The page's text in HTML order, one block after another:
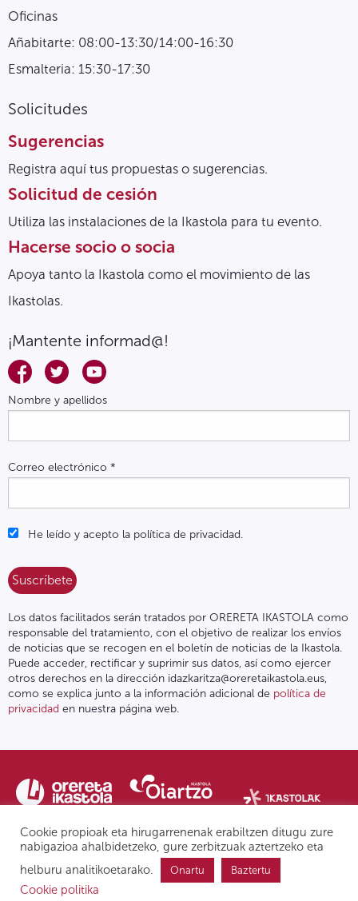
Oficinas
Añabitarte: 08:00-13:30/14:00-16:30
Esmalteria: 15:30-17:30
Solicitudes
Sugerencias
Registra aquí tus propuestas o sugerencias.
Solicitud de cesión
Utiliza las instalaciones de la Ikastola para tu evento.
Hacerse socio o socia
Apoya tanto la Ikastola como el movimiento de las
Ikastolas.
¡Mantente informad@!
Nombre y apellidos
Correo electrónico *
He leído y acepto la política de privacidad.
Los datos facilitados serán tratados por ORERETA IKASTOLA como
responsable del tratamiento, con el objetivo de realizar los envíos
de noticias que se recogen en el boletín de noticias de la Ikastola.
Puede acceder, rectificar y suprimir sus datos, así como ejercer
otros derechos en la dirección idazkaritza@oreretaikastola.eus,
como se explica junto a la información adicional de política de
privacidad en nuestra página web.
Cookie propioak eta hirugarrenenak erabiltzen ditugu zure
nabigazioa ahalbidetzeko, gure zerbitzuak aztertzeko eta
helburu analitikoetarako.
Onartu Baztertu
Cookie politika